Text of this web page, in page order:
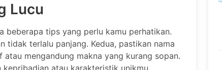
Lucu
beberapa tips yang perlu kamu perhatikan.
tidak terlalu panjang. Kedua, pastikan nama
mengandung makna yang kurang sopan.